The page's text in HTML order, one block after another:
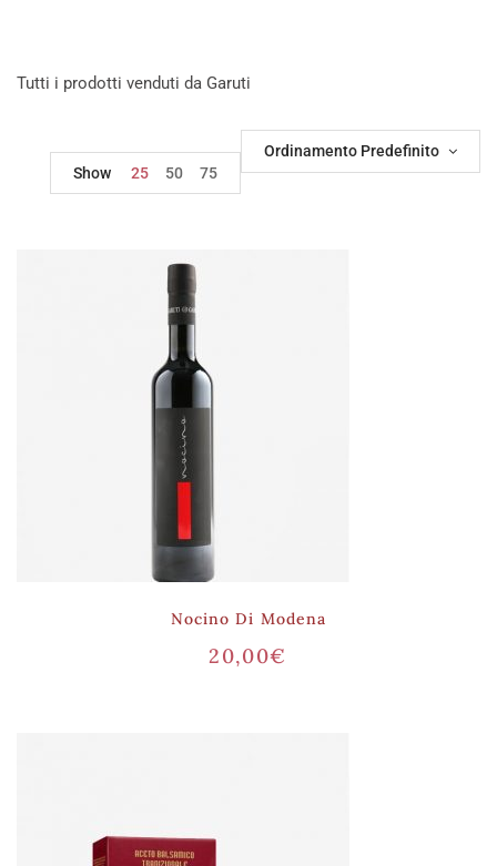
Tutti i prodotti venduti da Garuti
Ordinamento Predefinito
Show
25 50 75
Nocino Di Modena
20,00€